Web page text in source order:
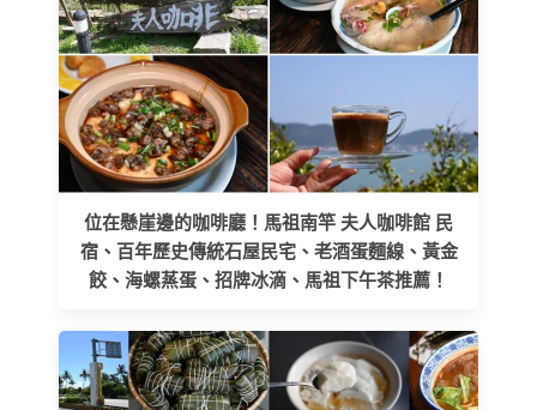
位在懸崖邊的咖啡廳！馬祖南竿 夫人咖啡館 民
宿、百年歷史傳統石屋民宅、老酒蛋麵線、黃金
餃、海螺蒸蛋、招牌冰滴、馬祖下午茶推薦！